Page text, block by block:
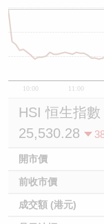
10:00 11:00
HSI 恒生指數
25,530.28
開市價
前收市價
成交額 (港元)